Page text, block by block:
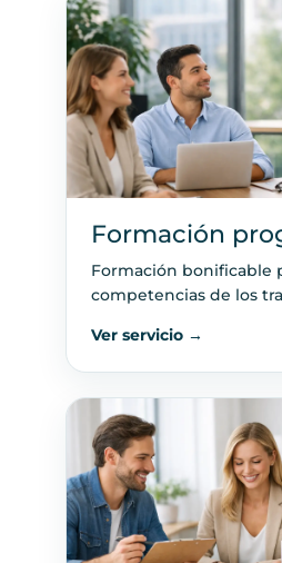
Formación
Formación bonificable
competencias de los
Ver servicio →